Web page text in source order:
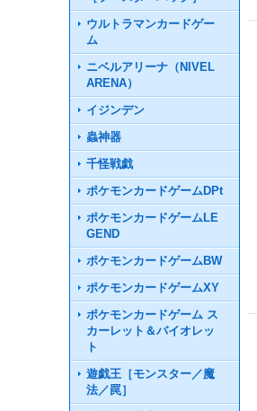
ウルトラマンカードゲー
ム
ニベルアリーナ（NIVEL
ARENA）
イジンデン
蟲神器
千怪戦戯
ポケモンカードゲームDPt
ポケモンカードゲームLE
GEND
ポケモンカードゲームBW
ポケモンカードゲームXY
ポケモンカードゲーム ス
カーレット＆バイオレッ
ト
遊戯王［モンスター／魔
法／罠］